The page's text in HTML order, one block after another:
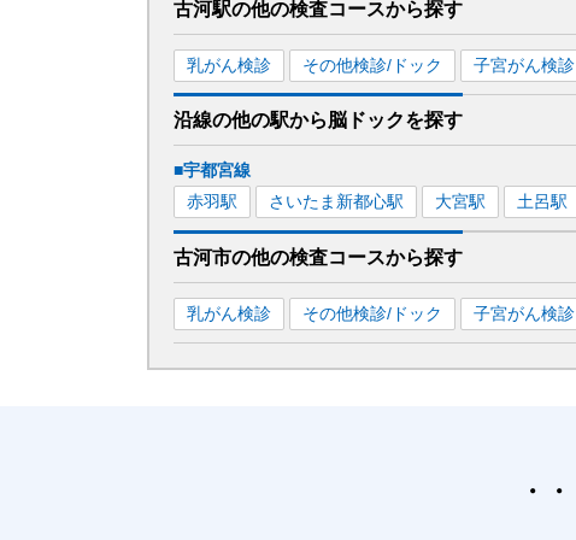
古河駅の他の検査コースから探す
乳がん検診 その他検診/ドック 子宮がん検診
沿線の他の駅から脳ドックを探す
■宇都宮線
赤羽駅 さいたま新都心駅 大宮駅 土呂駅
古河市の他の検査コースから探す
乳がん検診 その他検診/ドック 子宮がん検診